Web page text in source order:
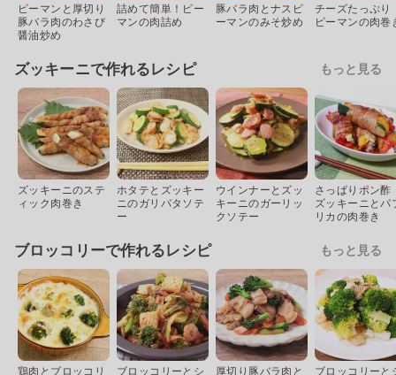
ピーマンと厚切り
豚バラ肉のわさび
醤油炒め
詰めて簡単！ピー
マンの肉詰め
豚バラ肉とナスピ
ーマンのみそ炒め
チーズたっぷり
ピーマンの肉巻
ズッキーニで作れるレシピ もっと見る
ズッキーニのステ
ィック肉巻き
ホタテとズッキー
ニのガリバタソテ
ー
ウインナーとズッ
キーニのガーリッ
クソテー
さっぱりポン酢
ズッキーニとパ
リカの肉巻き
ブロッコリーで作れるレシピ もっと見る
鶏肉とブロッコリ ブロッコリーとシ 厚切り豚バラ肉と ブロッコリーと